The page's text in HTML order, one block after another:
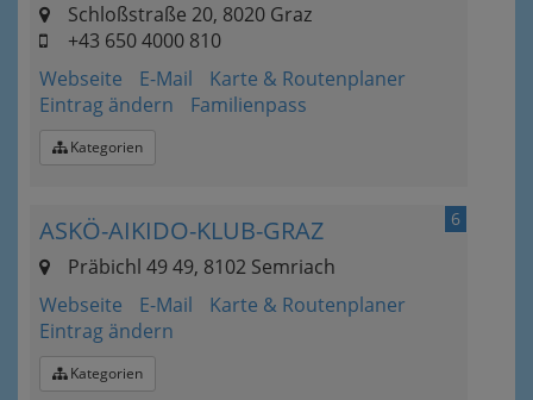
Schloßstraße 20, 8020 Graz
+43 650 4000 810
Webseite
E-Mail
Karte & Routenplaner
Eintrag ändern
Familienpass
Kategorien
6
ASKÖ-AIKIDO-KLUB-GRAZ
Präbichl 49 49, 8102 Semriach
Webseite
E-Mail
Karte & Routenplaner
Eintrag ändern
Kategorien